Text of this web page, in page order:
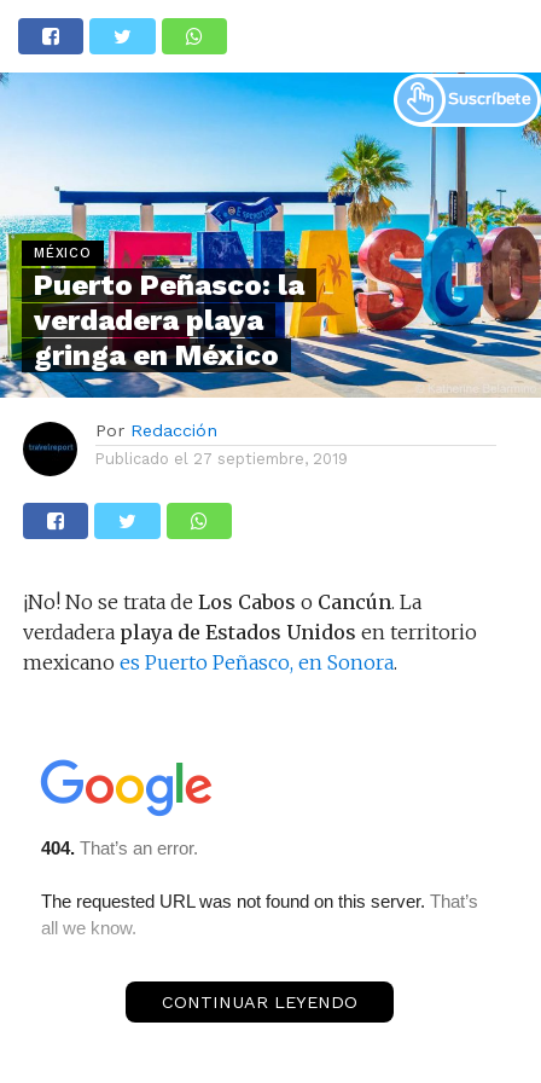
MÉXICO
Puerto Peñasco: la
verdadera playa
gringa en México
Por Redacción
Publicado el 27 septiembre, 2019
¡No! No se trata de Los Cabos o Cancún. La
verdadera playa de Estados Unidos en territorio
mexicano es Puerto Peñasco, en Sonora.
CONTINUAR LEYENDO